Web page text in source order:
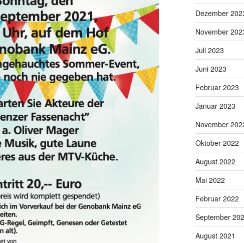
Dezember
November
Juli 2023
Juni 2023
Februar 2023
Januar 2023
November
Oktober 2022
August 2022
Mai 2022
Februar 2022
September
August 2021